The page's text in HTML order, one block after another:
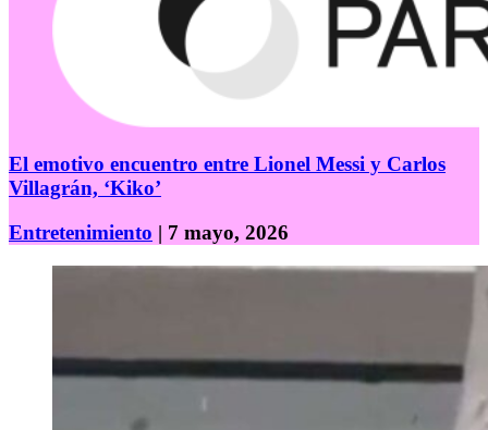
El emotivo encuentro entre Lionel Messi y Carlos
Villagrán, ‘Kiko’
Entretenimiento | 7 mayo, 2026